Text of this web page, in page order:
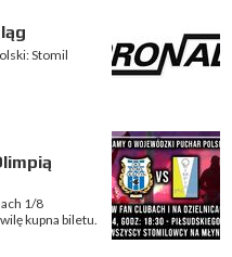
Stomil
1/8
kupna biletu.